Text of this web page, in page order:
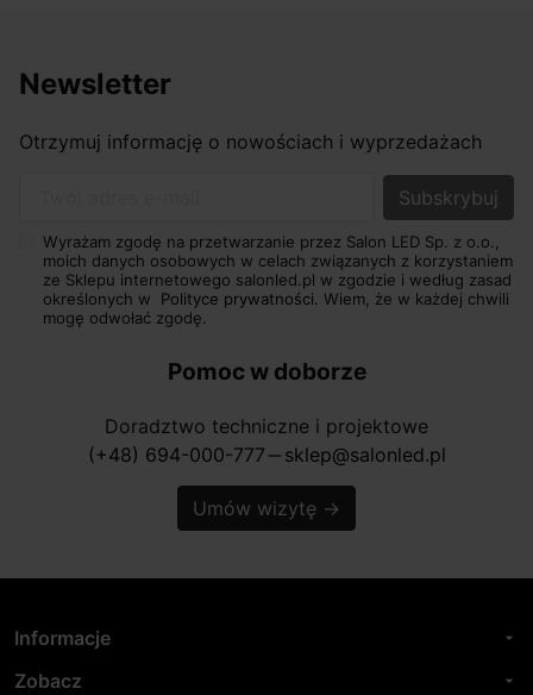
Newsletter
Otrzymuj informację o nowościach i wyprzedażach
Wyrażam zgodę na przetwarzanie przez Salon LED Sp. z o.o.,
moich danych osobowych w celach związanych z korzystaniem
ze Sklepu internetowego salonled.pl w zgodzie i według zasad
określonych w Polityce prywatności. Wiem, że w każdej chwili
mogę odwołać zgodę.
Pomoc w doborze
Doradztwo techniczne i projektowe
(+48) 694-000-777 horizontal_rule sklep@salonled.pl
Umów wizytę →
Informacje arrow_drop_down
Zobacz arrow_drop_down